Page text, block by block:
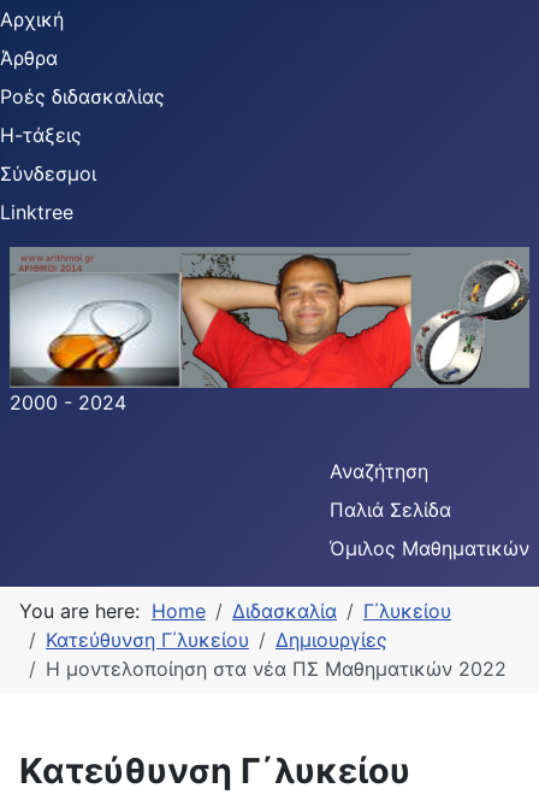
Αρχική
Άρθρα
Ροές διδασκαλίας
Η-τάξεις
Σύνδεσμοι
Linktree
2000 - 2024
Αναζήτηση
Παλιά Σελίδα
Όμιλος Μαθηματικών
You are here: Home Διδασκαλία
Γ΄λυκείου
Κατεύθυνση Γ΄λυκείου
Δημιουργίες
Η μοντελοποίηση στα νέα ΠΣ Μαθηματικών 2022
Κατεύθυνση Γ΄λυκείου